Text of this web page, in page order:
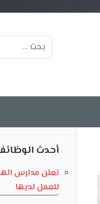
أحدث
تعلن مدارس
للعمل لديها